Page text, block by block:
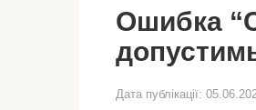
Ошибка
Дата публікації: